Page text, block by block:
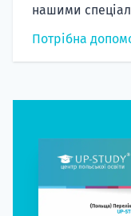
нашими
Потрібна